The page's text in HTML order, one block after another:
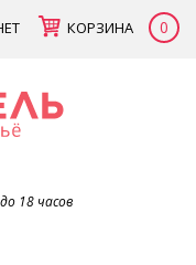
КОРЗИНА 0
18 часов